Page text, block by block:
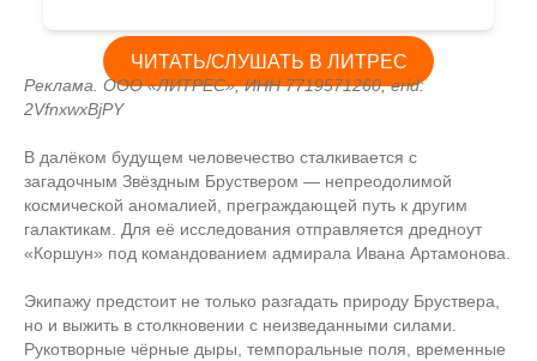
ЧИТАТЬ/СЛУШАТЬ В ЛИТРЕС
Реклама. ООО «ЛИТРЕС», ИНН 7719571260, erid:
2VfnxwxBjPY
В далёком будущем человечество сталкивается с
загадочным Звёздным Бруствером — непреодолимой
космической аномалией, преграждающей путь к другим
галактикам. Для её исследования отправляется дредноут
«Коршун» под командованием адмирала Ивана Артамонова.
Экипажу предстоит не только разгадать природу Бруствера,
но и выжить в столкновении с неизведанными силами.
Рукотворные чёрные дыры, темпоральные поля, временные